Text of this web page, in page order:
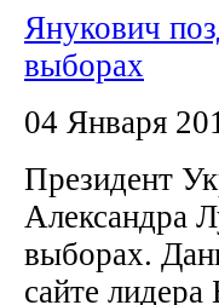
Янукович
выборах
04 Января
Президент
Александра
выборах.
сайте лидера